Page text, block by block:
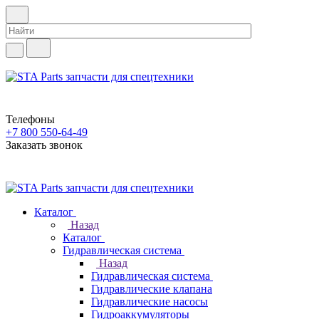
Телефоны
+7 800 550-64-49
Заказать звонок
Каталог
Назад
Каталог
Гидравлическая система
Назад
Гидравлическая система
Гидравлические клапана
Гидравлические насосы
Гидроаккумуляторы